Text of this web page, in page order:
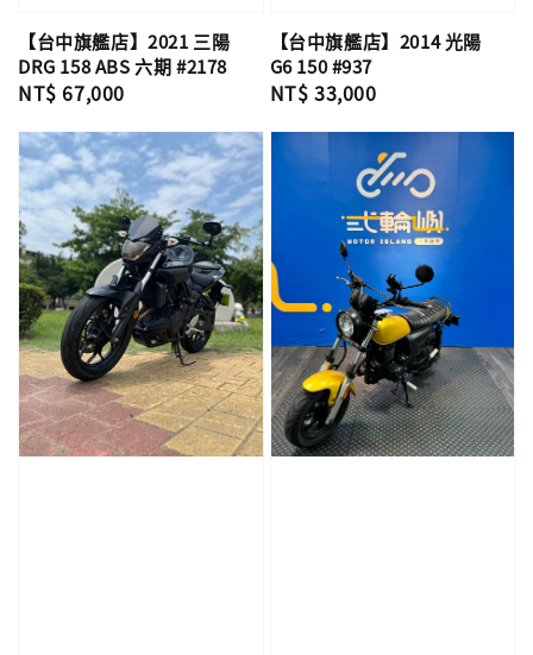
【台中旗艦店】2021 三陽
DRG 158 ABS 六期 #2178
Regular
NT$ 67,000
【台中旗艦店】2014 光陽
G6 150 #937
Regular
NT$ 33,000